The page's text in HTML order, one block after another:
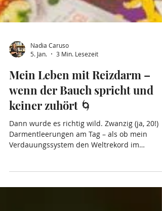
5. Jan.
3 Min. Lesezeit
Mein Leben mit Reizdarm –
wenn der Bauch spricht und
keiner zuhört 🌀
Dann wurde es richtig wild. Zwanzig (ja, 20!)